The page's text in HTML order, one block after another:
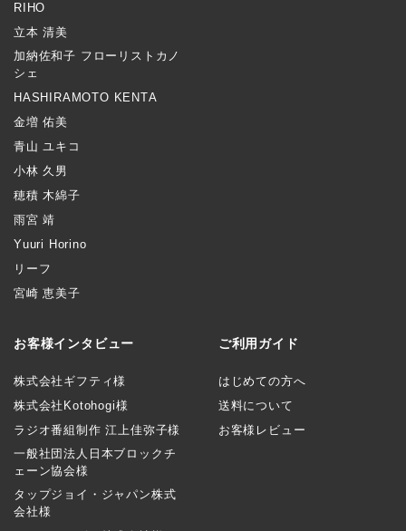
RIHO
立本 清美
加納佐和子 フローリストカノ
シェ
HASHIRAMOTO KENTA
金増 佑美
青山 ユキコ
小林 久男
穂積 木綿子
雨宮 靖
Yuuri Horino
リーフ
宮崎 恵美子
お客様インタビュー
株式会社ギフティ様
株式会社Kotohogi様
ラジオ番組制作 江上佳弥子様
一般社団法人日本ブロックチ
ェーン協会様
タップジョイ・ジャパン株式
会社様
ご利用ガイド
はじめての方へ
送料について
お客様レビュー